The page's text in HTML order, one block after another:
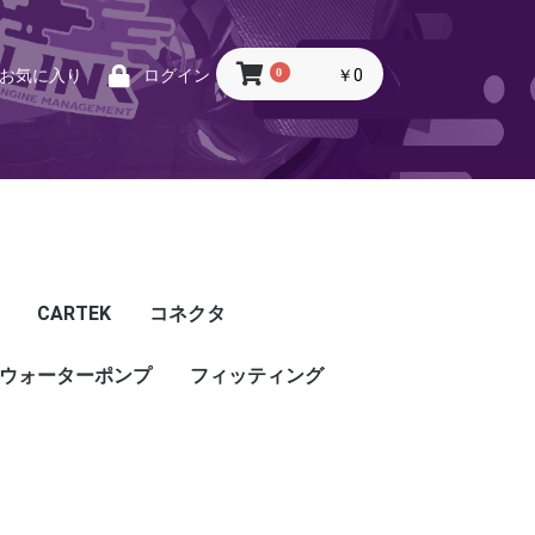
気に入り ログイン 0 ￥0
CARTEK
CARTEK
コネクタ
Lambda
Ignition
Injector
Throttle. Accele
Honda
Subaru
Toyota
Mazda
Mitsubishi
Nissan
Porsche
その他
ウォーターポンプ フィッティング